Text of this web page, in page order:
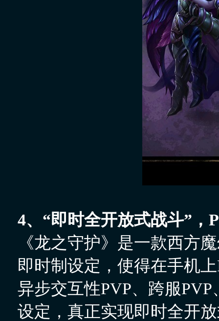
4、“即时全开放式战斗”，
《龙之守护》是一款西方
即时制设定，使得在手机
异步交互性PVP、跨服
设定，真正实现即时全开